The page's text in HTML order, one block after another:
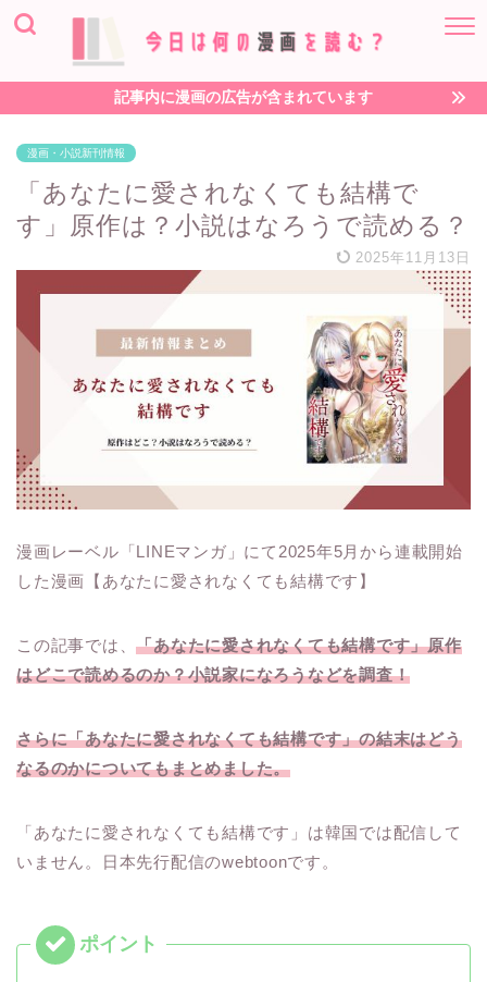
記事内に漫画の広告が含まれています
漫画・小説新刊情報
「あなたに愛されなくても結構で
す」原作は？小説はなろうで読める？
2025年11月13日
漫画レーベル「LINEマンガ」にて2025年5月から連載開始
した漫画【あなたに愛されなくても結構です】
この記事では、「あなたに愛されなくても結構です」原作
はどこで読めるのか？小説家になろうなどを調査！
さらに「あなたに愛されなくても結構です」の結末はどう
なるのかについてもまとめました。
「あなたに愛されなくても結構です」は韓国では配信して
いません。日本先行配信のwebtoonです。